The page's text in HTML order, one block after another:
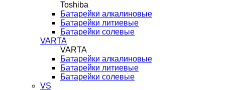
Toshiba
Батарейки алкалиновые
Батарейки литиевые
Батарейки солевые
VARTA
VARTA
Батарейки алкалиновые
Батарейки литиевые
Батарейки солевые
VS